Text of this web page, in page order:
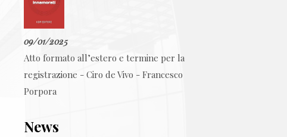
09/01/2025
Atto formato all’estero e termine per la
registrazione - Ciro de Vivo - Francesco
Porpora
News